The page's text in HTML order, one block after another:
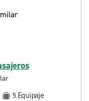
5 Equipaje